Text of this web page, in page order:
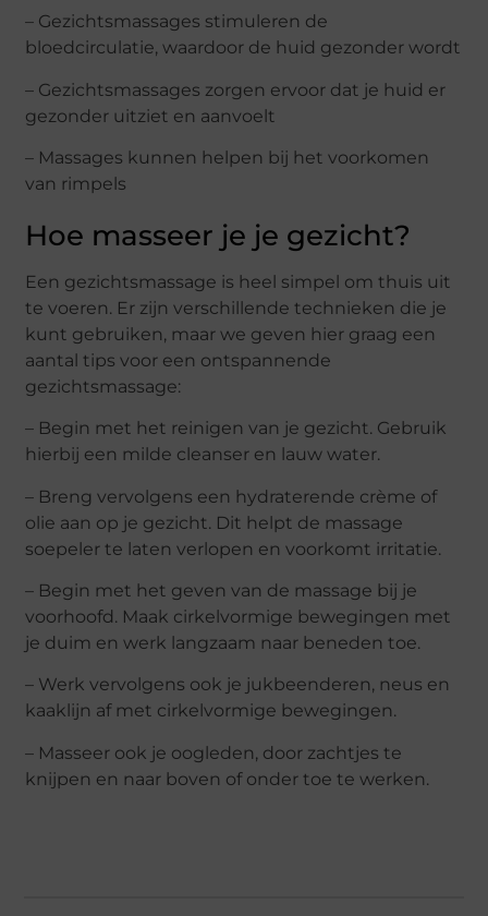
– Gezichtsmassages stimuleren de
bloedcirculatie, waardoor de huid gezonder wordt
– Gezichtsmassages zorgen ervoor dat je huid er
gezonder uitziet en aanvoelt
– Massages kunnen helpen bij het voorkomen
van rimpels
Hoe masseer je je gezicht?
Een gezichtsmassage is heel simpel om thuis uit
te voeren. Er zijn verschillende technieken die je
kunt gebruiken, maar we geven hier graag een
aantal tips voor een ontspannende
gezichtsmassage:
– Begin met het reinigen van je gezicht. Gebruik
hierbij een milde cleanser en lauw water.
– Breng vervolgens een hydraterende crème of
olie aan op je gezicht. Dit helpt de massage
soepeler te laten verlopen en voorkomt irritatie.
– Begin met het geven van de massage bij je
voorhoofd. Maak cirkelvormige bewegingen met
je duim en werk langzaam naar beneden toe.
– Werk vervolgens ook je jukbeenderen, neus en
kaaklijn af met cirkelvormige bewegingen.
– Masseer ook je oogleden, door zachtjes te
knijpen en naar boven of onder toe te werken.